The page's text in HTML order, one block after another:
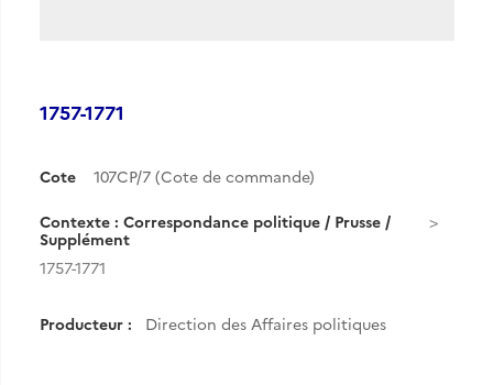
1757-1771
Cote 107CP/7 (Cote de commande)
Contexte : Correspondance politique / Prusse /
Supplément
1757-1771
Producteur : Direction des Affaires politiques